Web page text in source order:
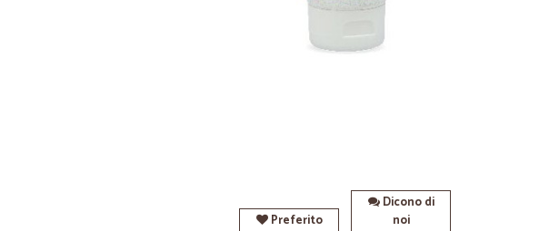
Preferito
Dicono di
noi